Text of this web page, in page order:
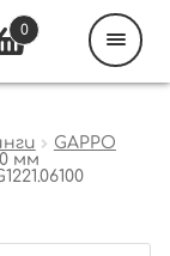
GAPPO
мм
0